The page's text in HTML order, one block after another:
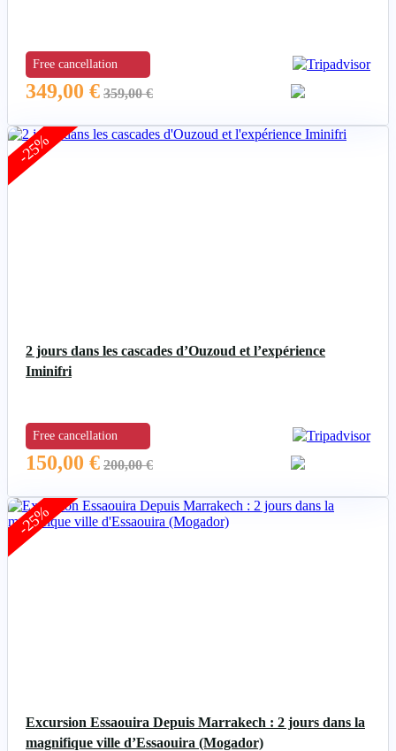
Free cancellation
349,00 € 359,00€
-25%
2 jours dans les cascades d’Ouzoud et l’expérience
Iminifri
Free cancellation
150,00 € 200,00€
-25%
Excursion Essaouira Depuis Marrakech : 2 jours dans la
magnifique ville d’Essaouira (Mogador)